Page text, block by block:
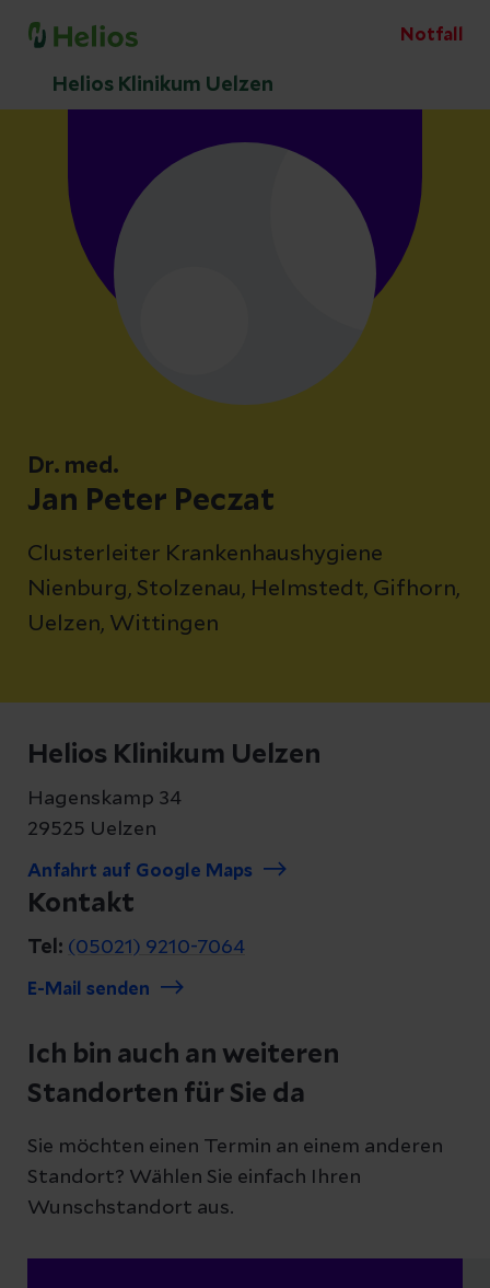
Notfall
Helios Klinikum Uelzen
Dr. med.
Jan Peter Peczat
Clusterleiter Krankenhaushygiene
Nienburg, Stolzenau, Helmstedt, Gifhorn,
Uelzen, Wittingen
Helios Klinikum Uelzen
Hagenskamp 34
29525 Uelzen
Anfahrt auf Google Maps
Kontakt
Tel: (05021) 9210-7064
E-Mail senden
Ich bin auch an weiteren
Standorten für Sie da
Sie möchten einen Termin an einem anderen
Standort? Wählen Sie einfach Ihren
Wunschstandort aus.